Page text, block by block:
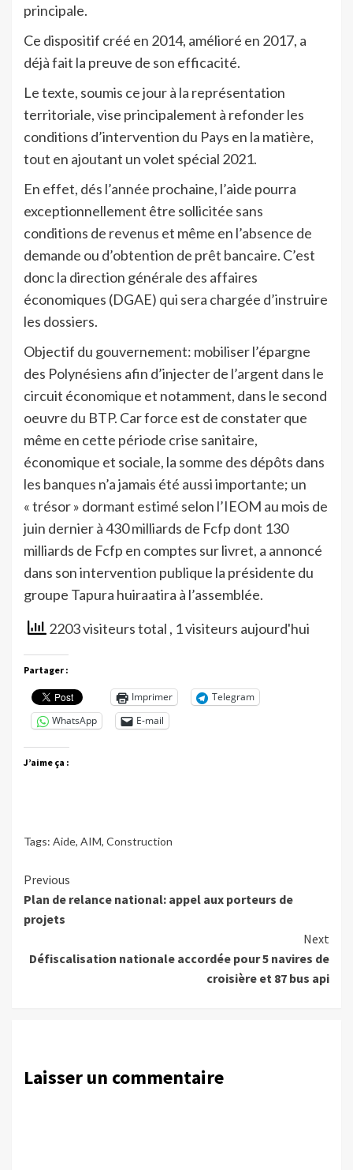
principale.
Ce dispositif créé en 2014, amélioré en 2017, a
déjà fait la preuve de son efficacité.
Le texte, soumis ce jour à la représentation
territoriale, vise principalement à refonder les
conditions d’intervention du Pays en la matière,
tout en ajoutant un volet spécial 2021.
En effet, dés l’année prochaine, l’aide pourra
exceptionnellement être sollicitée sans
conditions de revenus et même en l’absence de
demande ou d’obtention de prêt bancaire. C’est
donc la direction générale des affaires
économiques (DGAE) qui sera chargée d’instruire
les dossiers.
Objectif du gouvernement: mobiliser l’épargne
des Polynésiens afin d’injecter de l’argent dans le
circuit économique et notamment, dans le second
oeuvre du BTP. Car force est de constater que
même en cette période crise sanitaire,
économique et sociale, la somme des dépôts dans
les banques n’a jamais été aussi importante; un
« trésor » dormant estimé selon l’IEOM au mois de
juin dernier à 430 milliards de Fcfp dont 130
milliards de Fcfp en comptes sur livret, a annoncé
dans son intervention publique la présidente du
groupe Tapura huiraatira à l’assemblée.
2203 visiteurs total , 1 visiteurs aujourd'hui
Partager :
Imprimer
Telegram
WhatsApp
E-mail
J’aime ça :
Tags: Aide, AIM, Construction
Continue
Reading
Previous
Plan de relance national: appel aux porteurs de
projets
Next
Défiscalisation nationale accordée pour 5 navires de
croisière et 87 bus api
Laisser un commentaire